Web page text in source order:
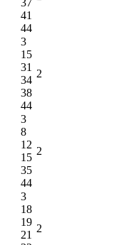
41
44
3
15
31
34
38
44
2
3
8
12
15
35
44
2
3
18
19
21
2